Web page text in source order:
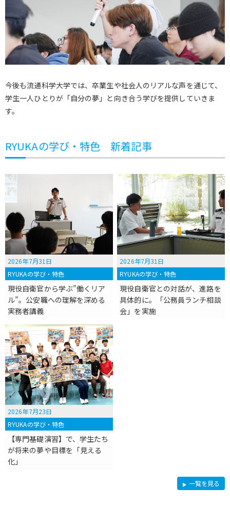
今後も流通科学大学では、卒業生や社会人のリアルな声を通じて、
学生一人ひとりが「自分の夢」と向き合う学びを提供していきま
す。
RYUKAの学び・特色 新着記事
2026年7月31日
RYUKAの学び・特色
現役自衛官から学ぶ”働くリア
ル”。公安職への理解を深める
実務者講義
2026年7月31日
RYUKAの学び・特色
現役自衛官との対話が、進路を
具体的に。「公務員ランチ相談
会」を実施
2026年7月23日
RYUKAの学び・特色
【専門基礎演習】で、学生たち
が将来の夢や目標を「見える
化」
R
Y
一覧を見る